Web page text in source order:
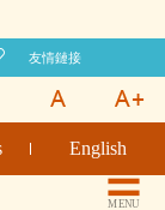
友情鏈接
English
MENU